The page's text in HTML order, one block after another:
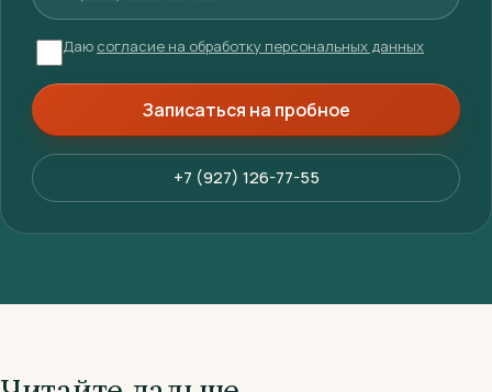
Даю согласие на обработку персональных данных
Записаться на пробное
+7 (927) 126-77-55